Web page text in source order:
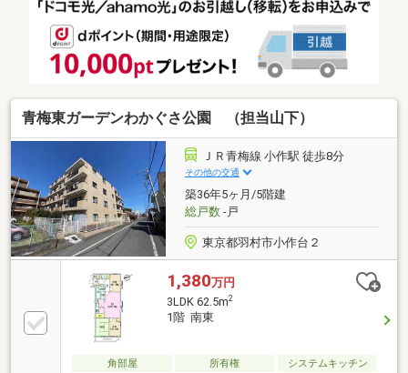
青梅東ガーデンわかぐさ公園 （担当山下）
ＪＲ青梅線 小作駅 徒歩8分
その他の交通
築36年5ヶ月/5階建
総戸数-戸
東京都羽村市小作台２
1,380万円
3LDK 62.5m2
1階 南東
角部屋 所有権
システムキッチン